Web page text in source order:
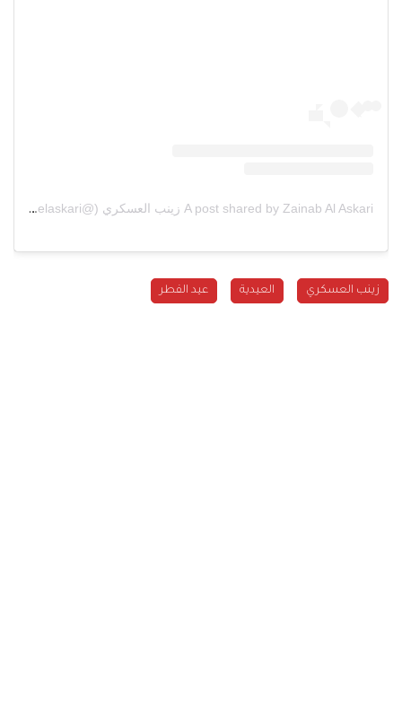
A post shared by Zainab Al Askari زينب العسكري (@z.elaskari)
زينب العسكري العيدية عيد الفطر